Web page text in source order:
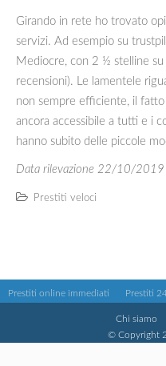
Girando in rete ho trovato
servizi. Ad esempio su
Mediocre, con 2 ½ stelline
recensioni). Le lamentele
non sempre efficiente, il
ancora accessibile a tutti e i
hanno subito delle piccole
Data rilevazione 22/10/2019
Prestiti veloci
Prestiti online immediati Prestiti
Chi siamo
© Copyright